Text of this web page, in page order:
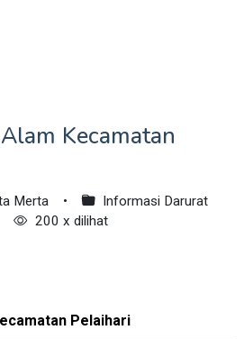
Kecamatan
Merta •
Informasi Darurat
200 x dilihat
Pelaihari